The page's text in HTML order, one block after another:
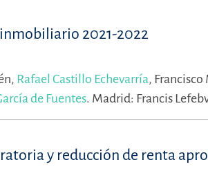
2021-2022
Rafael Castillo Echevarría, Francisco
de Fuentes. Madrid: Francis
y reducción de renta